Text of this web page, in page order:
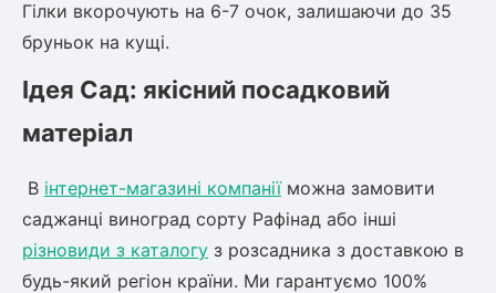
Гілки вкорочують на 6-7 очок, залишаючи до 35
бруньок на кущі.
Ідея Сад: якісний посадковий
матеріал
В інтернет-магазині компаніїможна замовити
саджанці виноград сорту Рафінад або інші
різновиди з каталогу з розсадника з доставкою в
будь-який регіон країни. Ми гарантуємо 100%